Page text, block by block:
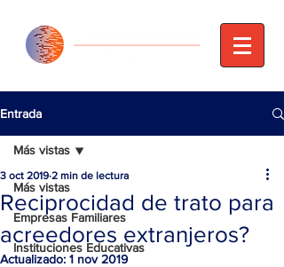
Entrada
Más vistas
Empresas Familiares
Instituciones Educativas
Más vistas
Reciprocidad de trato para
acreedores extranjeros?
3 oct 2019 2 min de lectura
Actualizado: 1 nov 2019